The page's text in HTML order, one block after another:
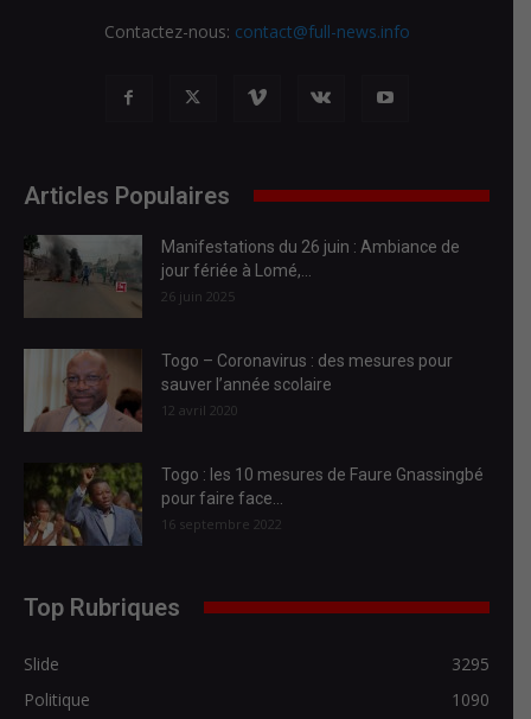
Contactez-nous: contact@full-news.info
Articles Populaires
Manifestations du 26 juin : Ambiance de
jour fériée à Lomé,...
26 juin 2025
Togo – Coronavirus : des mesures pour
sauver l’année scolaire
12 avril 2020
Togo : les 10 mesures de Faure Gnassingbé
pour faire face...
16 septembre 2022
Top Rubriques
Slide
3295
Politique
1090